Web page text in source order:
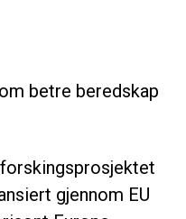
betre beredskap
gjennom EU